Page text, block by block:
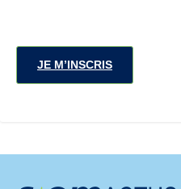
JE M’INSCRIS